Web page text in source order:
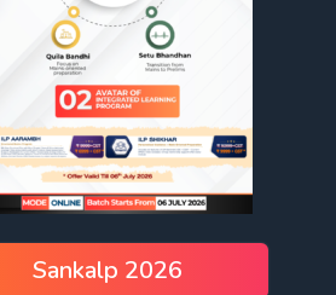
Sankalp 2026